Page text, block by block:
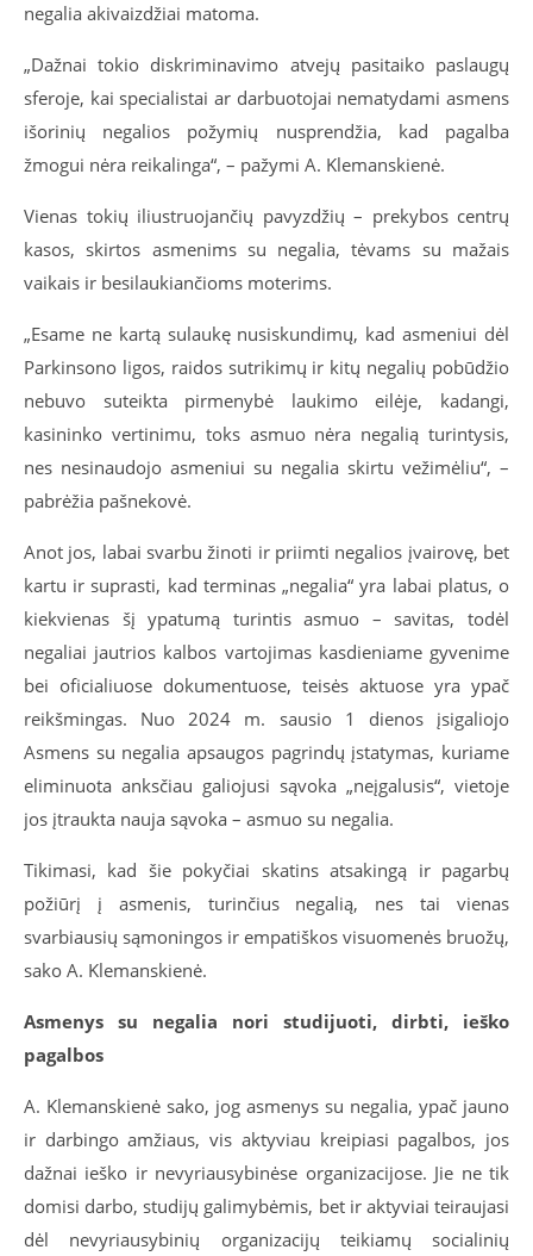
negalia akivaizdžiai matoma.
„Dažnai tokio diskriminavimo atvejų pasitaiko paslaugų
sferoje, kai specialistai ar darbuotojai nematydami asmens
išorinių negalios požymių nusprendžia, kad pagalba
žmogui nėra reikalinga“, – pažymi A. Klemanskienė.
Vienas tokių iliustruojančių pavyzdžių – prekybos centrų
kasos, skirtos asmenims su negalia, tėvams su mažais
vaikais ir besilaukiančioms moterims.
„Esame ne kartą sulaukę nusiskundimų, kad asmeniui dėl
Parkinsono ligos, raidos sutrikimų ir kitų negalių pobūdžio
nebuvo suteikta pirmenybė laukimo eilėje, kadangi,
kasininko vertinimu, toks asmuo nėra negalią turintysis,
nes nesinaudojo asmeniui su negalia skirtu vežimėliu“, –
pabrėžia pašnekovė.
Anot jos, labai svarbu žinoti ir priimti negalios įvairovę, bet
kartu ir suprasti, kad terminas „negalia“ yra labai platus, o
kiekvienas šį ypatumą turintis asmuo – savitas, todėl
negaliai jautrios kalbos vartojimas kasdieniame gyvenime
bei oficialiuose dokumentuose, teisės aktuose yra ypač
reikšmingas. Nuo 2024 m. sausio 1 dienos įsigaliojo
Asmens su negalia apsaugos pagrindų įstatymas, kuriame
eliminuota anksčiau galiojusi sąvoka „neįgalusis“, vietoje
jos įtraukta nauja sąvoka – asmuo su negalia.
Tikimasi, kad šie pokyčiai skatins atsakingą ir pagarbų
požiūrį į asmenis, turinčius negalią, nes tai vienas
svarbiausių sąmoningos ir empatiškos visuomenės bruožų,
sako A. Klemanskienė.
Asmenys su negalia nori studijuoti, dirbti, ieško
pagalbos
A. Klemanskienė sako, jog asmenys su negalia, ypač jauno
ir darbingo amžiaus, vis aktyviau kreipiasi pagalbos, jos
dažnai ieško ir nevyriausybinėse organizacijose. Jie ne tik
domisi darbo, studijų galimybėmis, bet ir aktyviai teiraujasi
dėl nevyriausybinių organizacijų teikiamų socialinių